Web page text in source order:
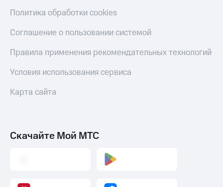
Политика обработки cookies
Соглашение о пользовании системой
Правила применения рекомендательных технологий
Условия использования сервиса
Карта сайта
Скачайте Мой МТС